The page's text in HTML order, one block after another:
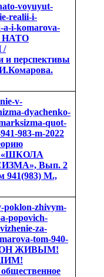
voyuyut-
realii-i-
a-i-komarova-
/
и перспективы
v-
dyachenko-
quot-
983-m-2022
/ «ШКОЛА
Вып. 2
941(983) М.,
poklon-zhivym-
popovich-
za-
tom-940-
ЖИВЫМ!